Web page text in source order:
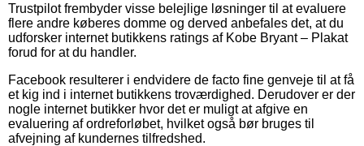
Trustpilot frembyder visse belejlige løsninger til at evaluere
flere andre køberes domme og derved anbefales det, at du
udforsker internet butikkens ratings af Kobe Bryant – Plakat
forud for at du handler.
Facebook resulterer i endvidere de facto fine genveje til at få
et kig ind i internet butikkens troværdighed. Derudover er der
nogle internet butikker hvor det er muligt at afgive en
evaluering af ordreforløbet, hvilket også bør bruges til
afvejning af kundernes tilfredshed.